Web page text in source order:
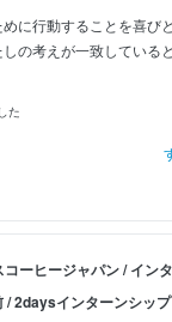
めに行動することを喜び
の考えが一致している
た
ーヒージャパン / イン
/ 2daysインターンシッ